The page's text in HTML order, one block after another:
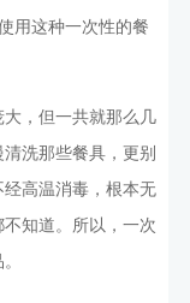
用这种一次性的餐
，但一共就那么几
洗那些餐具，更别
高温消毒，根本无
知道。所以，一次